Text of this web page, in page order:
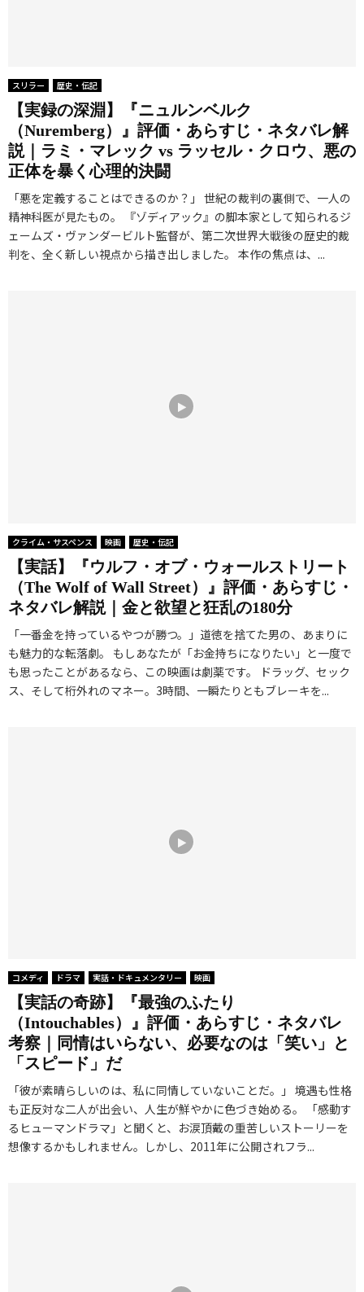
スリラー 歴史・伝記
【実録の深淵】『ニュルンベルク
（Nuremberg）』評価・あらすじ・ネタバレ解
説｜ラミ・マレック vs ラッセル・クロウ、悪の
正体を暴く心理的決闘
「悪を定義することはできるのか？」 世紀の裁判の裏側で、一人の
精神科医が見たもの。 『ゾディアック』の脚本家として知られるジ
ェームズ・ヴァンダービルト監督が、第二次世界大戦後の歴史的裁
判を、全く新しい視点から描き出しました。 本作の焦点は、...
クライム・サスペンス 映画 歴史・伝記
【実話】『ウルフ・オブ・ウォールストリート
（The Wolf of Wall Street）』評価・あらすじ・
ネタバレ解説｜金と欲望と狂乱の180分
「一番金を持っているやつが勝つ。」道徳を捨てた男の、あまりに
も魅力的な転落劇。 もしあなたが「お金持ちになりたい」と一度で
も思ったことがあるなら、この映画は劇薬です。 ドラッグ、セック
ス、そして桁外れのマネー。3時間、一瞬たりともブレーキを...
コメディ ドラマ 実話・ドキュメンタリー 映画
【実話の奇跡】『最強のふたり
（Intouchables）』評価・あらすじ・ネタバレ
考察｜同情はいらない、必要なのは「笑い」と
「スピード」だ
「彼が素晴らしいのは、私に同情していないことだ。」 境遇も性格
も正反対な二人が出会い、人生が鮮やかに色づき始める。 「感動す
るヒューマンドラマ」と聞くと、お涙頂戴の重苦しいストーリーを
想像するかもしれません。しかし、2011年に公開されフラ...